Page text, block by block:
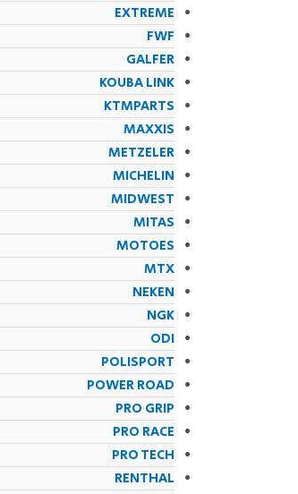
EXTREME
FWF
GALFER
KOUBA LINK
KTMPARTS
MAXXIS
METZELER
MICHELIN
MIDWEST
MITAS
MOTOES
MTX
NEKEN
NGK
ODI
POLISPORT
POWER ROAD
PRO GRIP
PRO RACE
PRO TECH
RENTHAL